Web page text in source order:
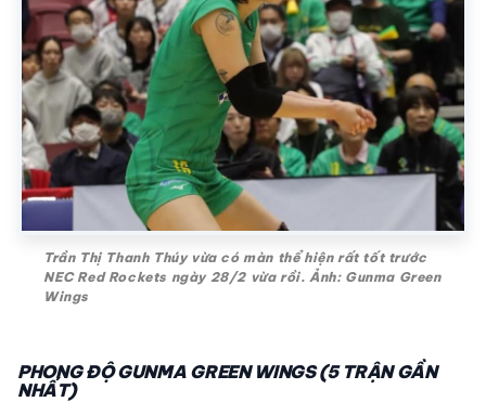
Trần Thị Thanh Thúy vừa có màn thể hiện rất tốt trước
NEC Red Rockets ngày 28/2 vừa rồi. Ảnh: Gunma Green
Wings
PHONG ĐỘ GUNMA GREEN WINGS (5 TRẬN GẦN
NHẤT)